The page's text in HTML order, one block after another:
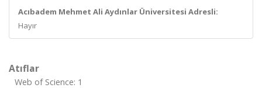
Acıbadem Mehmet Ali Aydınlar Üniversitesi Adresli:
Hayır
Atıflar
Web of Science: 1